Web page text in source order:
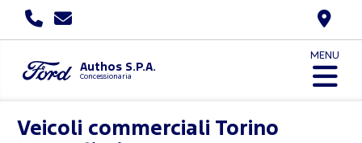
Authos S.P.A.
Concessionaria
MENU
Veicoli commerciali Torino